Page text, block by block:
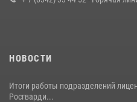
23 июля 2026, 11:54 4
НОВОСТИ
Итоги работы подразделений
Росгварди...